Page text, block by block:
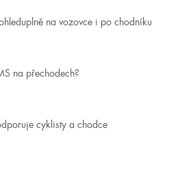
na vozovce i po chodníku
na přechodech?
cyklisty a chodce